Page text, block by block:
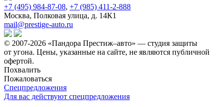
+7 (495) 984-87-08, +7 (985) 411-2-888
Москва, Полковая улица, д. 14К1
mail@prestige-auto.ru
© 2007-2026 «Пандора Престиж–авто» — студия защиты
от угона. Цены, указанные на сайте, не являются публичной
офертой.
Похвалить
Пожаловаться
Спецпредложения
Для вас действуют спецпредложения